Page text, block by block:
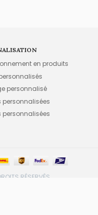
en produits
personnalisé
personnalisées
personnalisées
RÉSERVÉS